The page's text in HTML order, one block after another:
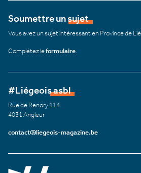
Soumettre un sujet
Vous avez un sujet intéressant en Province de
Complétez leformulaire
#Liégeois asbl
Rue de Renory 114
4031 Angleur
contact@liegeois-magazine.be